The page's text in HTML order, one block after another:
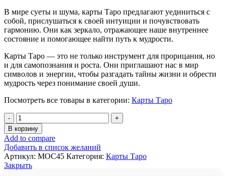
В мире суеты и шума, карты Таро предлагают уединиться с
собой, прислушаться к своей интуиции и почувствовать
гармонию. Они как зеркало, отражающее наше внутреннее
состояние и помогающее найти путь к мудрости.
Карты Таро — это не только инструмент для прорицания, но
и для самопознания и роста. Они приглашают нас в мир
символов и энергии, чтобы разгадать тайны жизни и обрести
мудрость через понимание своей души.
Посмотреть все товары в категории: Карты Таро
Количество
товара
Карты
Таро
"Magdalene
Oracle
Cards
В корзину
Add to compare
Добавить в список желаний
Артикул: MOC45 Категория: Карты Таро
Закрыть